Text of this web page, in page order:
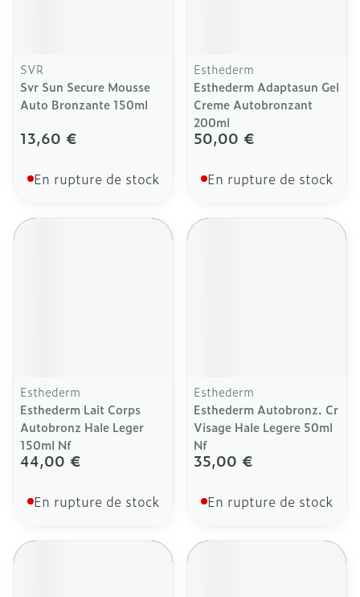
SVR
Svr Sun Secure Mousse
Auto Bronzante 150ml
13,60 €
En rupture de stock
Esthederm
Esthederm Adaptasun Gel
Creme Autobronzant
200ml
50,00 €
En rupture de stock
Esthederm
Esthederm Lait Corps
Autobronz Hale Leger
150ml Nf
44,00 €
En rupture de stock
Esthederm
Esthederm Autobronz. Cr
Visage Hale Legere 50ml
Nf
35,00 €
En rupture de stock